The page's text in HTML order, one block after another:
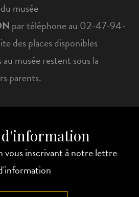
musée
par téléphone au 02-47-94-
des places disponibles
musée restent sous la
parents.
vous inscrivant à notre lettre